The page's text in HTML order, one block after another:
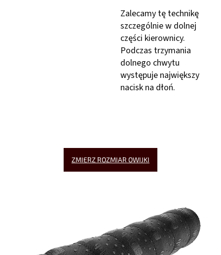
Zalecamy tę technikę
szczególnie w dolnej
części kierownicy.
Podczas trzymania
dolnego chwytu
występuje największy
nacisk na dłoń.
ZMIERZ ROZMIAR OWIJKI